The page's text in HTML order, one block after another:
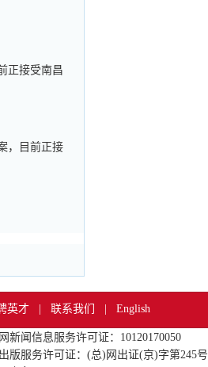
正接受南昌
，目前正接
英才 联系我们 English
新闻信息服务许可证：10120170050
版服务许可证：(总)网出证(京)字第245号